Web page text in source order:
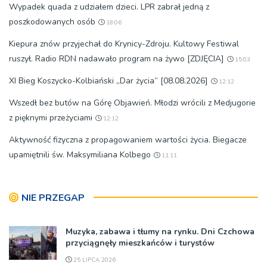
Wypadek quada z udziałem dzieci. LPR zabrał jedną z
poszkodowanych osób
18:06
Kiepura znów przyjechał do Krynicy-Zdroju. Kultowy Festiwal
ruszył. Radio RDN nadawało program na żywo [ZDJĘCIA]
15:03
XI Bieg Koszycko-Kolbiański „Dar życia” [08.08.2026] 12:12
Wszedł bez butów na Górę Objawień. Młodzi wrócili z Medjugorie
z pięknymi przeżyciami
12:12
Aktywność fizyczna z propagowaniem wartości życia. Biegacze
upamiętnili św. Maksymiliana Kolbego
11:11
NIE PRZEGAP
Muzyka, zabawa i tłumy na rynku. Dni Czchowa
przyciągnęły mieszkańców i turystów
25 LIPCA 2026